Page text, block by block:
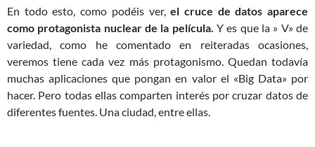
En todo esto, como podéis ver,el cruce de datos aparece
como protagonista nuclear de la película. Y es que la » V» de
variedad, como he comentado en reiteradas ocasiones,
veremos tiene cada vez más protagonismo. Quedan todavía
muchas aplicaciones que pongan en valor el «Big Data» por
hacer. Pero todas ellas comparten interés por cruzar datos de
diferentes fuentes. Una ciudad, entre ellas.